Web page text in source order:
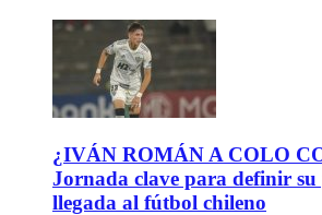
¿IVÁN ROMÁN A COLO
Jornada clave para definir su
llegada al fútbol chileno